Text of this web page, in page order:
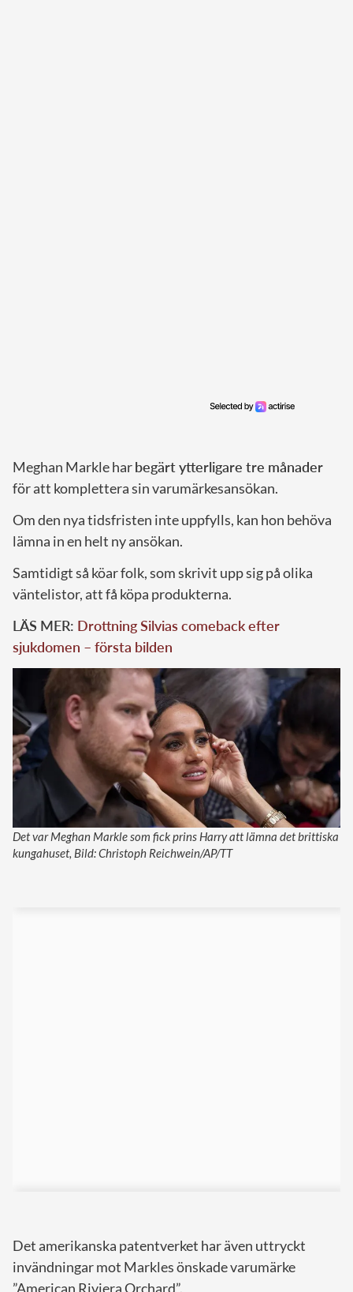
Meghan Markle harbegärt ytterligare tre månader
för att komplettera sin varumärkesansökan.
Om den nya tidsfristen inte uppfylls, kan hon behöva
lämna in en helt ny ansökan.
Samtidigt så köar folk, som skrivit upp sig på olika
väntelistor, att få köpa produkterna.
LÄS MER: Drottning Silvias comeback efter
sjukdomen – första bilden
Det var Meghan Markle som fick prins Harry att lämna det brittiska
kungahuset, Bild: Christoph Reichwein/AP/TT
Det amerikanska patentverket har även uttryckt
invändningar mot Markles önskade varumärke
”American Riviera Orchard”.